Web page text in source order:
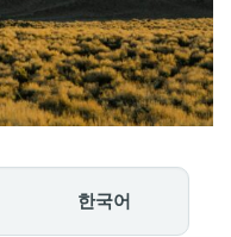
한국어